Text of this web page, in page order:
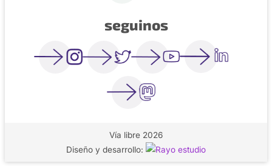
seguinos
Vía libre 2026
Diseño y desarrollo: